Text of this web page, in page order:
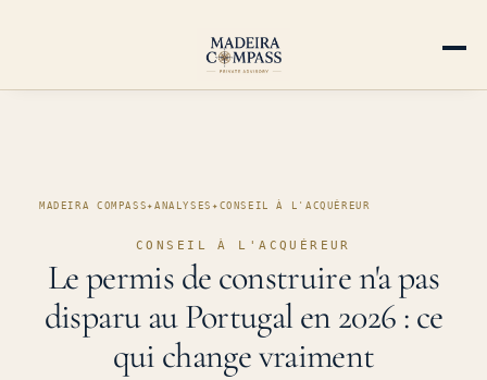
MADEIRA COMPASS ✦ ANALYSES ✦ CONSEIL À L'ACQUÉREUR
CONSEIL À L'ACQUÉREUR
Le permis de construire n'a pas
disparu au Portugal en 2026 : ce
qui change vraiment